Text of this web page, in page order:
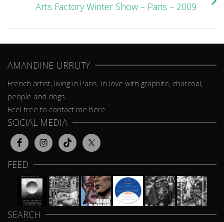
Arts Factory Winter Show – Paris – 2009
AMANDINE URRUTY
French artist, living in Paris. In love with graphite, charcoal,
people and dogs.
Feel free to contact me here
SOCIAL MEDIA
FEED
SEARCH